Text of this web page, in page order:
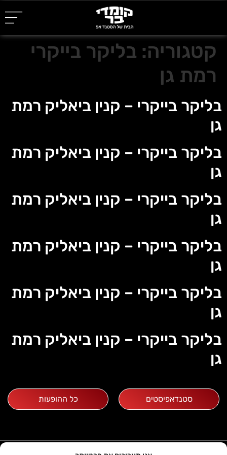
קטגוריה: בליקר בייקרי
רמת גן
בליקר בייקרי – קנין ביאליק רמת
גן
בליקר בייקרי – קנין ביאליק רמת
גן
בליקר בייקרי – קנין ביאליק רמת
גן
בליקר בייקרי – קנין ביאליק רמת
גן
בליקר בייקרי – קנין ביאליק רמת
גן
בליקר בייקרי – קנין ביאליק רמת
גן
סטנדאפיסטים כל ההופעות